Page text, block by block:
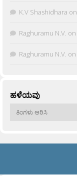
K.V Shashidhara on
Raghuramu N.V. on
Raghuramu N.V. on
ಹಳೆಯವು
ಹಳೆಯವು